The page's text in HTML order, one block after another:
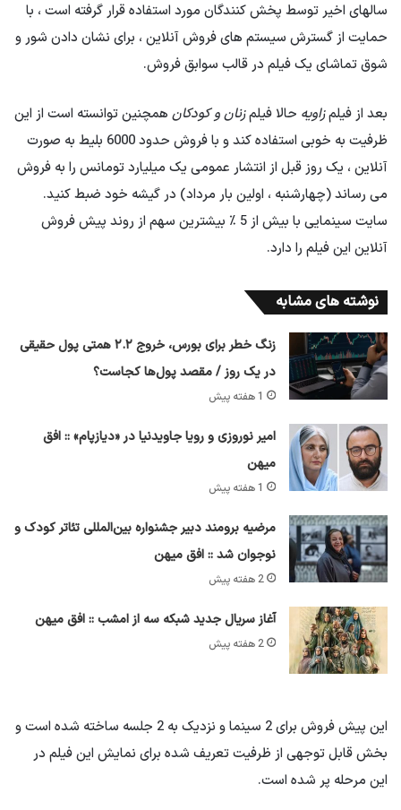
سالهای اخیر توسط پخش کنندگان مورد استفاده قرار گرفته است ، با
حمایت از گسترش سیستم های فروش آنلاین ، برای نشان دادن شور و
شوق تماشای یک فیلم در قالب سوابق فروش.
بعد از فیلمزاویه حالا فیلمزنان و کودکان همچنین توانسته است از این
ظرفیت به خوبی استفاده کند و با فروش حدود 6000 بلیط به صورت
آنلاین ، یک روز قبل از انتشار عمومی یک میلیارد تومانس را به فروش
می رساند (چهارشنبه ، اولین بار مرداد) در گیشه خود ضبط کنید.
سایت سینمایی با بیش از 5 ٪ بیشترین سهم از روند پیش فروش
آنلاین این فیلم را دارد.
نوشته های مشابه
زنگ خطر برای بورس، خروج ۲.۲ همتی پول حقیقی
در یک روز / مقصد پول‌ها کجاست؟
1 هفته پیش
امیر نوروزی و رویا جاویدنیا در «دیازپام» :: افق
میهن
1 هفته پیش
مرضیه برومند دبیر جشنواره بین‌المللی تئاتر کودک و
نوجوان شد :: افق میهن
2 هفته پیش
آغاز سریال جدید شبکه سه از امشب :: افق میهن
2 هفته پیش
این پیش فروش برای 2 سینما و نزدیک به 2 جلسه ساخته شده است و
بخش قابل توجهی از ظرفیت تعریف شده برای نمایش این فیلم در
این مرحله پر شده است.